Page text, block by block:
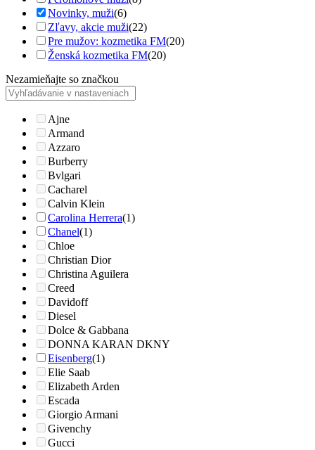
Novinky, muži(6)
Zľavy, akcie muži(22)
Pre mužov: kozmetika FM(20)
Ženská kozmetika FM(20)
Nezamieňajte so značkou
Ajne
Armand
Azzaro
Burberry
Bvlgari
Cacharel
Calvin Klein
Carolina Herrera(1)
Chanel(1)
Chloe
Christian Dior
Christina Aguilera
Creed
Davidoff
Diesel
Dolce & Gabbana
DONNA KARAN DKNY
Eisenberg(1)
Elie Saab
Elizabeth Arden
Escada
Giorgio Armani
Givenchy
Gucci